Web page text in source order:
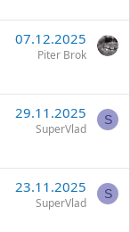
07.12.2025
Piter Brok
29.11.2025
SuperVlad
S
23.11.2025
SuperVlad
S